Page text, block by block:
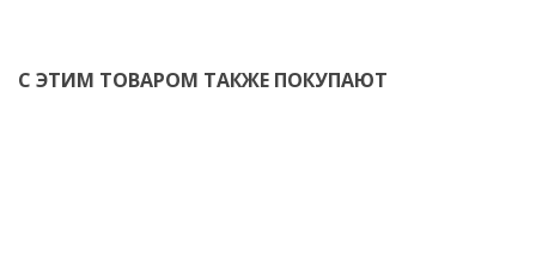
С ЭТИМ ТОВАРОМ ТАКЖЕ ПОКУПАЮТ